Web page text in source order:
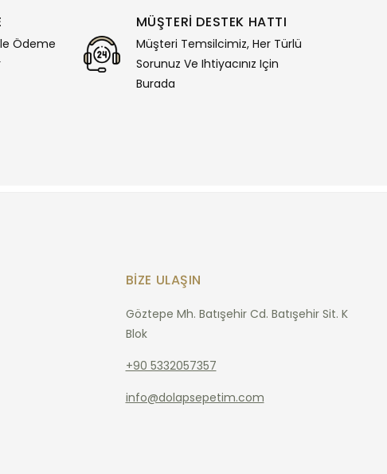
Ödeme
MÜŞTERİ DESTEK HATTI
Müşteri Temsilcimiz, Her Türlü
Sorunuz Ve Ihtiyacınız Için
Burada
BIZE ULAŞIN
Göztepe Mh. Batışehir Cd. Batışehir Sit. K
Blok
+90 5332057357
info@dolapsepetim.com